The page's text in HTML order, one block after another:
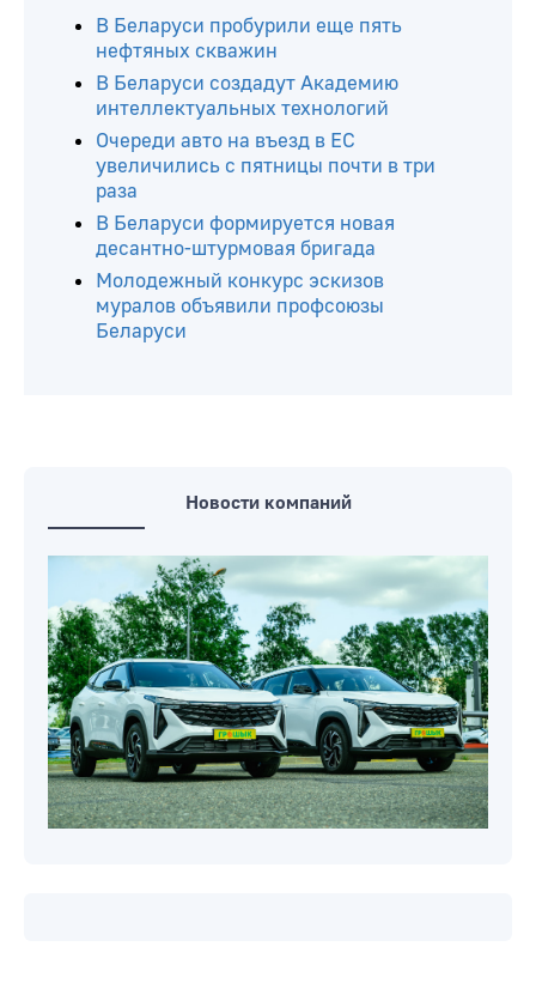
В Беларуси пробурили еще пять
нефтяных скважин
В Беларуси создадут Академию
интеллектуальных технологий
Очереди авто на въезд в ЕС
увеличились с пятницы почти в три
раза
В Беларуси формируется новая
десантно-штурмовая бригада
Молодежный конкурс эскизов
муралов объявили профсоюзы
Беларуси
Новости компаний